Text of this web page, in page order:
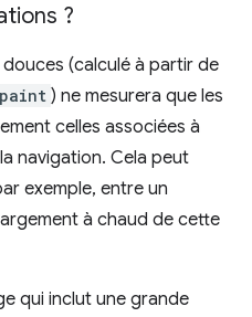
?
(calculé à partir de
) ne mesurera que les
celles associées à
navigation. Cela peut
exemple, entre un
à chaud de cette
qui inclut une grande